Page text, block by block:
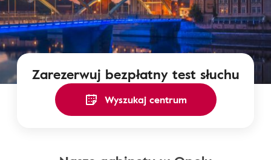
Zarezerwuj bezpłatny test słuchu
Wyszukaj centrum